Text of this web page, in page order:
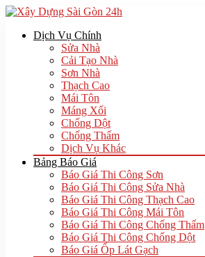
Dịch Vụ Chính
Sửa Nhà
Cải Tạo Nhà
Sơn Nhà
Thạch Cao
Mái Tôn
Máng Xối
Chống Dột
Chống Thấm
Dịch Vụ Khác
Bảng Báo Giá
Báo Giá Thi Công Sơn
Báo Giá Thi Công Sửa Nhà
Báo Giá Thi Công Thạch Cao
Báo Giá Thi Công Mái Tôn
Báo Giá Thi Công Chống Thấm
Báo Giá Thi Công Chống Dột
Báo Giá Ốp Lát Gạch